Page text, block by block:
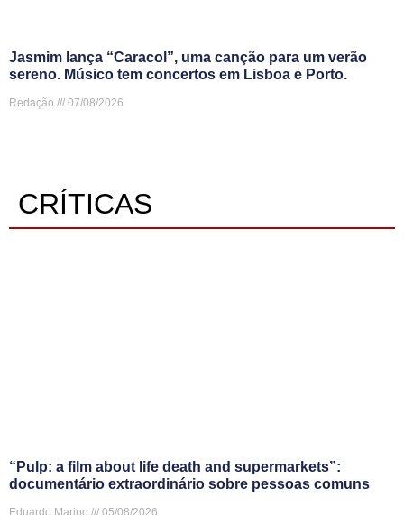
Jasmim lança “Caracol”, uma canção para um verão
sereno. Músico tem concertos em Lisboa e Porto.
Redação 07/08/2026
CRÍTICAS
“Pulp: a film about life death and supermarkets”:
documentário extraordinário sobre pessoas comuns
Eduardo Marino 05/08/2026